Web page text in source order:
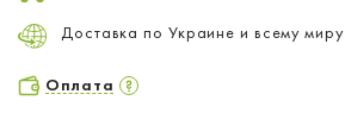
Доставка по Украине и всему миру
Оплата